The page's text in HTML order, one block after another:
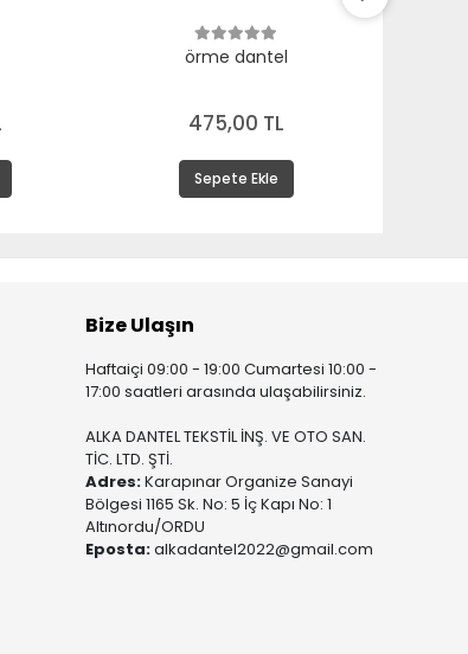
örme dantel
475,00 TL
Sepete Ekle
Bize Ulaşın
Haftaiçi 09:00 - 19:00 Cumartesi 10:00 -
17:00 saatleri arasında ulaşabilirsiniz.
ALKA DANTEL TEKSTİL İNŞ. VE OTO SAN.
TİC. LTD. ŞTİ.
Adres:Karapınar Organize Sanayi
Bölgesi 1165 Sk. No: 5 İç Kapı No: 1
Altınordu/ORDU
Eposta:alkadantel2022@gmail.com